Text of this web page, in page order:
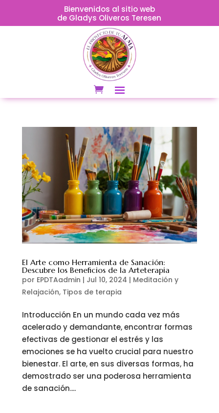
Bienvenidos al sitio web
de Gladys Oliveros Teresen
El Arte como Herramienta de Sanación:
Descubre los Beneficios de la Arteterapia
por EPDTAadmin | Jul 10, 2024 | Meditación y
Relajación, Tipos de terapia
Introducción En un mundo cada vez más
acelerado y demandante, encontrar formas
efectivas de gestionar el estrés y las
emociones se ha vuelto crucial para nuestro
bienestar. El arte, en sus diversas formas, ha
demostrado ser una poderosa herramienta
de sanación....